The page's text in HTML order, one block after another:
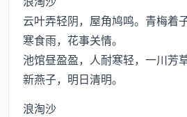
云叶弄轻阴，屋角鸠鸣。青梅着
寒食雨，花事关情。
池馆昼盈盈，人耐寒轻，一川芳
新燕子，明日清明。
浪淘沙